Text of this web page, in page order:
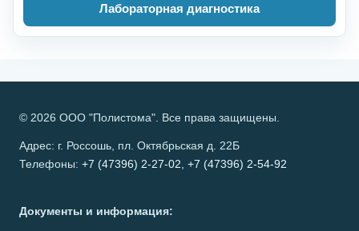
Лабораторная диагностика
© 2026 ООО "Полистома". Все права защищены.
Адрес: г. Россошь, пл. Октябрьская д. 22Б
Телефоны: +7 (47396) 2-27-02 +7 (47396) 2-54-92
Документы и информация: